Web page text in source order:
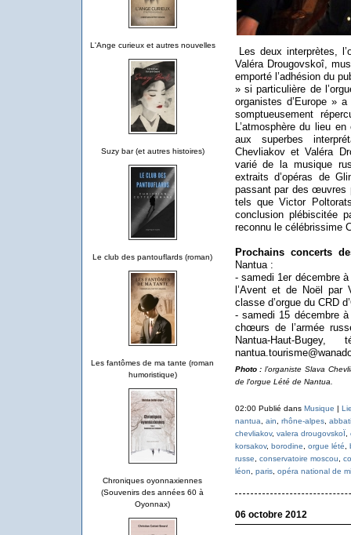
L'Ange curieux et autres nouvelles
Suzy bar (et autres histoires)
Le club des pantouflards (roman)
Les fantômes de ma tante (roman
humoristique)
Chroniques oyonnaxiennes
(Souvenirs des années 60 à
Oyonnax)
Les deux interprètes,
Valéra Drougovskoî,
emporté l’adhésion du
» si particulière de
organistes d’Europe »
somptueusement
L’atmosphère du lieu
aux superbes
Chevliakov et Valéra
varié de la musique
extraits d’opéras de
passant par des œuvres
tels que Victor
conclusion plébiscitée
reconnu le célébrissime
Prochains concerts
Nantua :
- samedi 1er décembre
l’Avent et de Noël par
classe d’orgue du CRD
- samedi 15 décembre
chœurs de l’armée
Nantua-Haut-
Photo : l’organiste Slava
de l'orgue Lété de Nantua.
02:00 Publié dans Musique |
nantua
ain rhône-alpes,
chevliakov, valera drougovskoÏ
korsakov, borodine orgue lété
russe
conservatoire moscou
léon
paris, opéra national de
06 octobre 2012